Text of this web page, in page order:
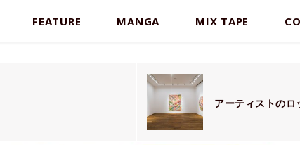
FEATURE MANGA MIX TAPE
アーティストのロ